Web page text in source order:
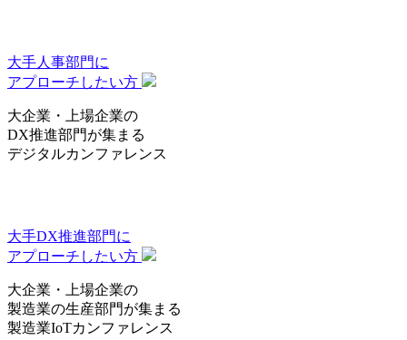
大手人事部門に
アプローチしたい方
大企業・上場企業の
DX推進部門が集まる
デジタルカンファレンス
大手DX推進部門に
アプローチしたい方
大企業・上場企業の
製造業の生産部門が集まる
製造業IoTカンファレンス